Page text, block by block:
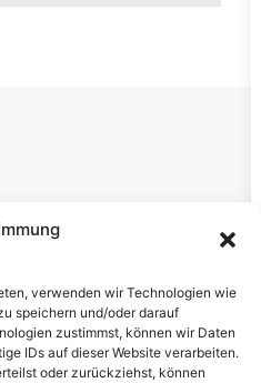
verwenden wir Technologien wie
speichern und/oder darauf
zustimmst, können wir Daten
IDs auf dieser Website verarbeiten.
oder zurückziehst, können